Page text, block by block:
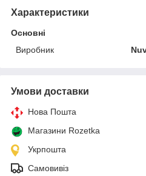
Характеристики
Основні
Виробник
Умови доставки
Нова Пошта
Магазини Rozetka
Укрпошта
Самовивіз